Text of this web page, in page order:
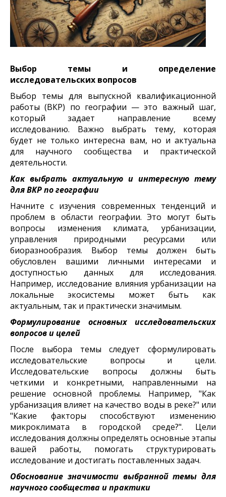
Выбор темы и определение
исследовательских вопросов
Выбор темы для выпускной квалификационной
работы (ВКР) по географии — это важный шаг,
который задает направление всему
исследованию. Важно выбрать тему, которая
будет не только интересна вам, но и актуальна
для научного сообщества и практической
деятельности.
Как выбрать актуальную и интересную тему
для ВКР по географии
Начните с изучения современных тенденций и
проблем в области географии. Это могут быть
вопросы изменения климата, урбанизации,
управления природными ресурсами или
биоразнообразия. Выбор темы должен быть
обусловлен вашими личными интересами и
доступностью данных для исследования.
Например, исследование влияния урбанизации на
локальные экосистемы может быть как
актуальным, так и практически значимым.
Формулирование основных исследовательских
вопросов и целей
После выбора темы следует сформулировать
исследовательские вопросы и цели.
Исследовательские вопросы должны быть
четкими и конкретными, направленными на
решение основной проблемы. Например, "Как
урбанизация влияет на качество воды в реке?" или
"Какие факторы способствуют изменению
микроклимата в городской среде?". Цели
исследования должны определять основные этапы
вашей работы, помогать структурировать
исследование и достигать поставленных задач.
Обоснование значимости выбранной темы для
научного сообщества и практики